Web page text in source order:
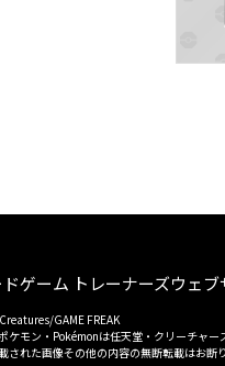
ゲーム トレーナーズウェブ
GAME FREAK
ケモン・Pokémonは任天堂・クリーチャー
された画像その他の内容の無断転載はお断